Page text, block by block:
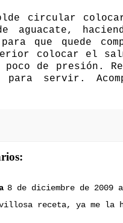
circular
aguacate,
que quede
colocar el
poco de presión.
servir.
8 de diciembre de 2009
receta, ya me la